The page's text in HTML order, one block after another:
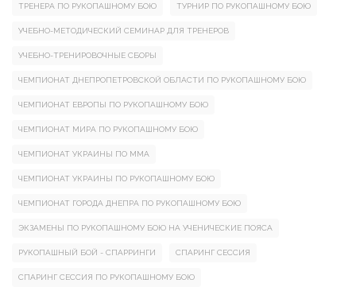
ТРЕНЕРА ПО РУКОПАШНОМУ БОЮ ТУРНИР ПО РУКОПАШНОМУ БОЮ
УЧЕБНО-МЕТОДИЧЕСКИЙ СЕМИНАР ДЛЯ ТРЕНЕРОВ
УЧЕБНО-ТРЕНИРОВОЧНЫЕ СБОРЫ
ЧЕМПИОНАТ ДНЕПРОПЕТРОВСКОЙ ОБЛАСТИ ПО РУКОПАШНОМУ БОЮ
ЧЕМПИОНАТ ЕВРОПЫ ПО РУКОПАШНОМУ БОЮ
ЧЕМПИОНАТ МИРА ПО РУКОПАШНОМУ БОЮ
ЧЕМПИОНАТ УКРАИНЫ ПО ММА
ЧЕМПИОНАТ УКРАИНЫ ПО РУКОПАШНОМУ БОЮ
ЧЕМПИОНАТ ГОРОДА ДНЕПРА ПО РУКОПАШНОМУ БОЮ
ЭКЗАМЕНЫ ПО РУКОПАШНОМУ БОЮ НА УЧЕНИЧЕСКИЕ ПОЯСА
РУКОПАШНЫЙ БОЙ - СПАРРИНГИ СПАРИНГ СЕССИЯ
СПАРИНГ СЕССИЯ ПО РУКОПАШНОМУ БОЮ